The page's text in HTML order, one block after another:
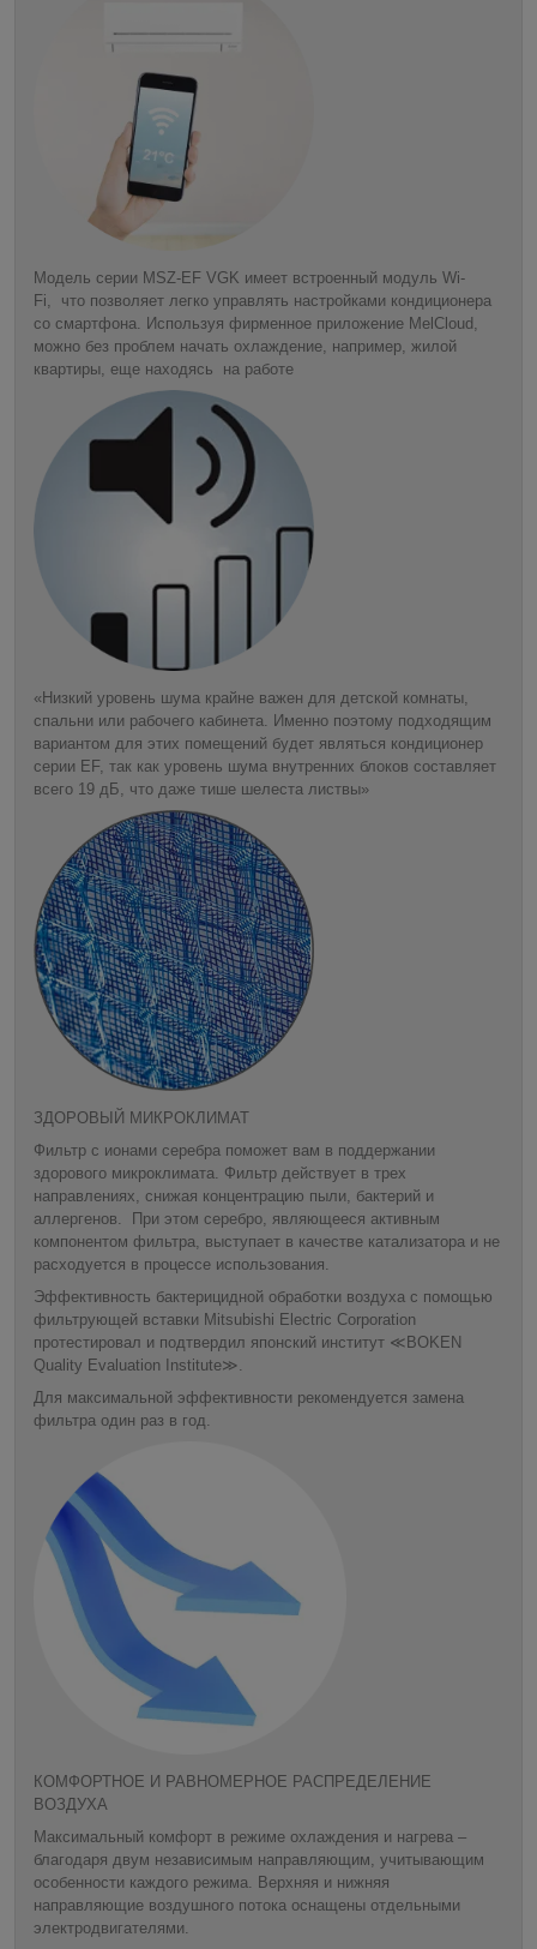
Модель серии MSZ-EF VGK имеет встроенный модуль Wi-
Fi, что позволяет легко управлять настройками кондиционера
со смартфона. Используя фирменное приложение MelCloud,
можно без проблем начать охлаждение, например, жилой
квартиры, еще находясь на работе
«Низкий уровень шума крайне важен для детской комнаты,
спальни или рабочего кабинета. Именно поэтому подходящим
вариантом для этих помещений будет являться кондиционер
серии EF, так как уровень шума внутренних блоков составляет
всего 19 дБ, что даже тише шелеста листвы»
ЗДОРОВЫЙ МИКРОКЛИМАТ
Фильтр с ионами серебра поможет вам в поддержании
здорового микроклимата. Фильтр действует в трех
направлениях, снижая концентрацию пыли, бактерий и
аллергенов. При этом серебро, являющееся активным
компонентом фильтра, выступает в качестве катализатора и не
расходуется в процессе использования.
Эффективность бактерицидной обработки воздуха с помощью
фильтрующей вставки Mitsubishi Electric Corporation
протестировал и подтвердил японский институт ≪BOKEN
Quality Evaluation Institute≫.
Для максимальной эффективности рекомендуется замена
фильтра один раз в год.
КОМФОРТНОЕ И РАВНОМЕРНОЕ РАСПРЕДЕЛЕНИЕ
ВОЗДУХА
Максимальный комфорт в режиме охлаждения и нагрева –
благодаря двум независимым направляющим, учитывающим
особенности каждого режима. Верхняя и нижняя
направляющие воздушного потока оснащены отдельными
электродвигателями.